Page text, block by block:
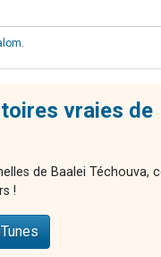
vraies de
de Baalei Téchouva,
!